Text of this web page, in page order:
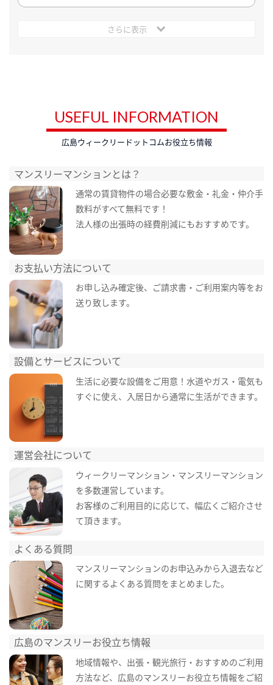
さらに表示
USEFUL INFORMATION
広島ウィークリードットコムお役立ち情報
マンスリーマンションとは？
通常の賃貸物件の場合必要な敷金・礼金・仲介手
数料がすべて無料です！
法人様の出張時の経費削減にもおすすめです。
お支払い方法について
お申し込み確定後、ご請求書・ご利用案内等をお
送り致します。
設備とサービスについて
生活に必要な設備をご用意！水道やガス・電気も
すぐに使え、入居日から通常に生活ができます。
運営会社について
ウィークリーマンション・マンスリーマンション
を多数運営しています。
お客様のご利用目的に応じて、幅広くご紹介させ
て頂きます。
よくある質問
マンスリーマンションのお申込みから入退去など
に関するよくある質問をまとめました。
広島のマンスリーお役立ち情報
地域情報や、出張・観光旅行・おすすめのご利用
方法など、広島のマンスリーお役立ち情報をご紹